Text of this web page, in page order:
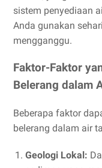
sistem penyediaan
Anda gunakan
mengganggu.
Faktor-Faktor
Belerang dalam
Beberapa faktor
belerang dalam air
Geologi Lokal: